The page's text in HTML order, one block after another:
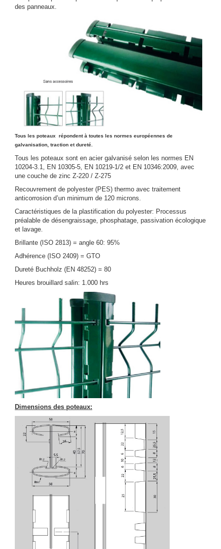
des panneaux.
Tous les poteaux répondent à toutes les normes européennes de
galvanisation, traction et dureté.
Tous les poteaux sont en acier galvanisé selon les normes EN
10204-3.1, EN 10305-5, EN 10219-1/2 et EN 10346:2009, avec
une couche de zinc Z-220 / Z-275
Recouvrement de polyester (PES) thermo avec traitement
anticorrosion d’un minimum de 120 microns.
Caractéristiques de la plastification du polyester: Processus
préalable de désengraissage, phosphatage, passivation écologique
et lavage.
Brillante (ISO 2813) = angle 60: 95%
Adhérence (ISO 2409) = GTO
Dureté Buchholz (EN 48252) = 80
Heures brouillard salin: 1.000 hrs
Dimensions des poteaux: